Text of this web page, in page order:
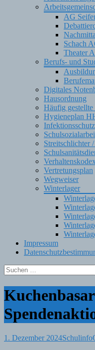
AG
Schach
Theater
Berufs- und
Digitales
Hausordnung
Häufig
Hygieneplan
Infektionsschutz
Streitschlichter
Vertretungsplan
Wegweiser
Winterlager
Impressum
Suchen
nach:
1. Dezember 2024Schulinfo